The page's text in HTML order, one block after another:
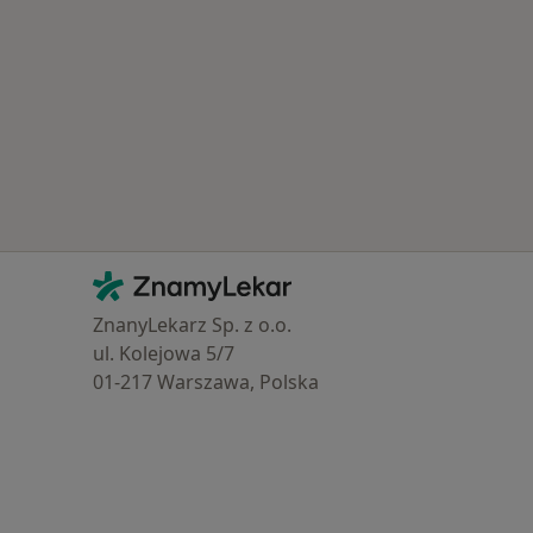
Kontakt
ZnamyLekar - Hlavní stránka
ZnanyLekarz Sp. z o.o.
ul. Kolejowa 5/7
01-217 Warszawa, Polska